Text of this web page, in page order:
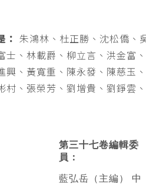
：
朱鴻林、杜正勝、沈松僑、
士、林載爵、柳立言、洪金富
興、黃寬重、陳永發、陳慈玉
村、張榮芳、劉增貴、劉錚雲
第三十七卷編輯委
員：
藍弘岳（主編） 中